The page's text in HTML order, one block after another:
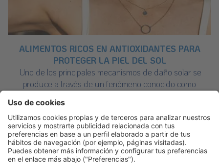
ALIMENTOS RICOS EN ANTIOXIDANTES PARA
PROTEGER LA PIEL DEL SOL
Uno de los principales mecanismos de daño solar se
produce a través de un fenómeno conocido como
convertirse en una aliada poderosa en la lucha contra
estos efectos, gracias al papel protector de los
antioxidantes.
SABER MÁS